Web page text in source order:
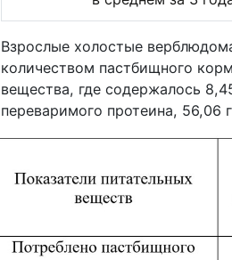
Взрослые холостые
количеством пастбищного
вещества, где содержалось
переваримого протеина, 56,06